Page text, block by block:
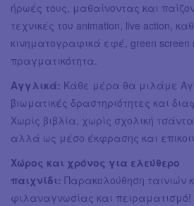
ήρωές τους, μαθαίνοντας και
τεχνικές του animation, live action,
κινηματογραφικά εφέ, green screen
πραγματικότητα.
Αγγλικά: Κάθε μέρα θα μιλάμε
βιωματικές δραστηριότητες και
Χωρίς βιβλία, χωρίς σχολική
αλλά ως μέσο έκφρασης και
Χώρος και χρόνος για ελεύθερο
παιχνίδι: Παρακολούθηση ταινιών
φιλαναγνωσίας και πειραματισμό!